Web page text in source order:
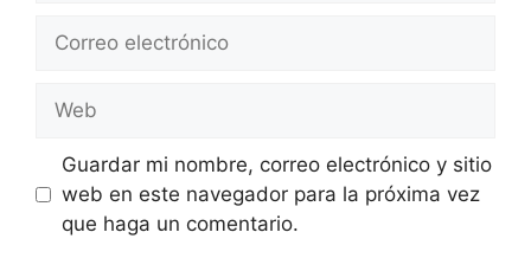
Correo
Web
Guardar mi nombre, correo electrónico y sitio
web en este navegador para la próxima vez
que haga un comentario.